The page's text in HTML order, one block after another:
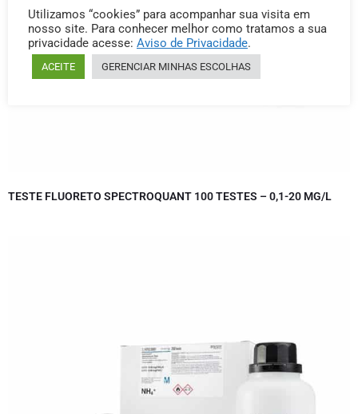
TESTE FLUORETO SPECTROQUANT 100 TESTES – 0,1-20 MG/L
Utilizamos “cookies” para acompanhar sua visita em
nosso site. Para conhecer melhor como tratamos a sua
privacidade acesse: Aviso de Privacidade.
ACEITE GERENCIAR MINHAS ESCOLHAS